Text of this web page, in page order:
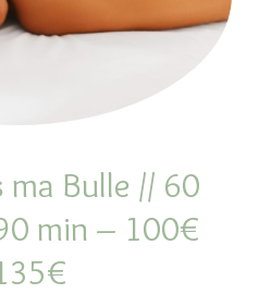
ma Bulle // 60
min – 100€